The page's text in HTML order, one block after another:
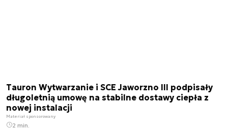
Tauron Wytwarzanie i SCE Jaworzno III podpisały
długoletnią umowę na stabilne dostawy ciepła z
nowej instalacji
Materiał sponsorowany
2 min.